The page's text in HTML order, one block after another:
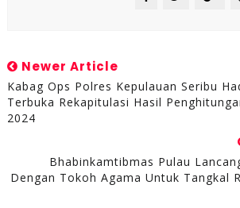
Newer Article
Kabag Ops Polres Kepulauan Seribu
Terbuka Rekapitulasi Hasil
2024
Bhabinkamtibmas Pulau
Dengan Tokoh Agama Untuk Tangkal